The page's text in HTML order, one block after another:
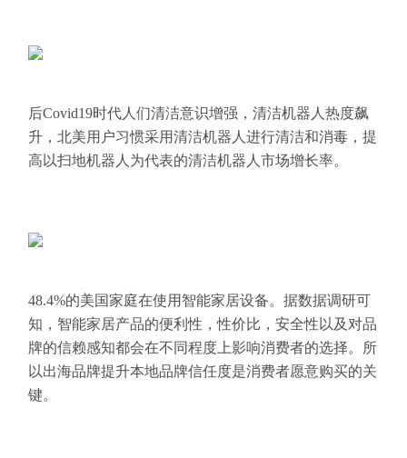
后Covid19时代人们清洁意识增强，清洁机器人热度飙
升，北美用户习惯采用清洁机器人进行清洁和消毒，提
高以扫地机器人为代表的清洁机器人市场增长率。
48.4%的美国家庭在使用智能家居设备。据数据调研可
知，智能家居产品的便利性，性价比，安全性以及对品
牌的信赖感知都会在不同程度上影响消费者的选择。所
以出海品牌提升本地品牌信任度是消费者愿意购买的关
键。